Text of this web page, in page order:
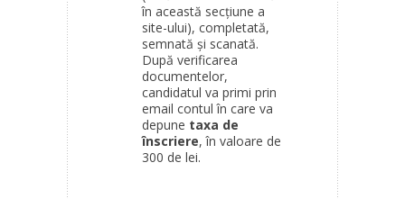
în această secțiune a
site-ului), completată,
semnată și scanată.
După verificarea
documentelor,
candidatul va primi prin
email contul în care va
depune taxa de
înscriere, în valoare de
300 de lei.